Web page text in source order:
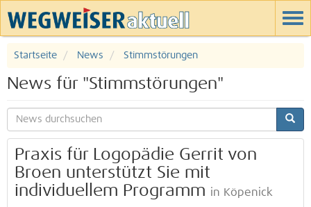
Startseite News Stimmstörungen
News für "Stimmstörungen"
Praxis für Logopädie Gerrit von
Broen unterstützt Sie mit
individuellem Programm in Köpenick